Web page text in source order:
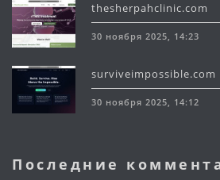
thesherpahclinic.com
30 ноября 2025, 14:23
surviveimpossible.com
30 ноября 2025, 14:12
Последние